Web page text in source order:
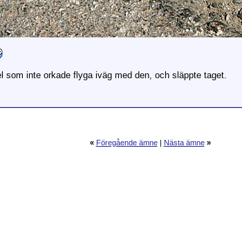
som inte orkade flyga iväg med den, och släppte taget.
« Föregående ämne| Nästa ämne »